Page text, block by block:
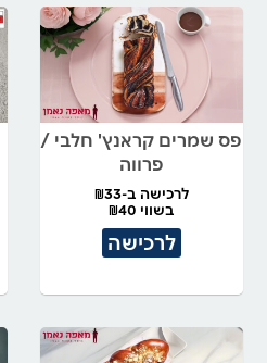
פס שמרים קראנץ' חלבי /
פרווה
לרכישה ב-₪33
בשווי ₪40
לרכישה